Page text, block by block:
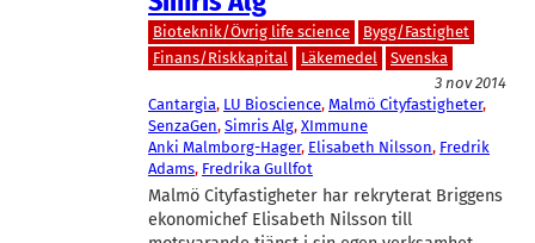
Bioteknik/Övrig life science
Bygg/Fastighet
Finans/Riskkapital
Läkemedel
Svenska
3 nov 2014
Cantargia, LU Bioscience, Malmö Cityfastigheter
SenzaGen, Simris Alg, XImmune
Anki Malmborg-Hager, Elisabeth Nilsson, Fredrik
Adams, Fredrika Gullfot
Malmö Cityfastigheter har rekryterat Briggens
ekonomichef Elisabeth Nilsson till